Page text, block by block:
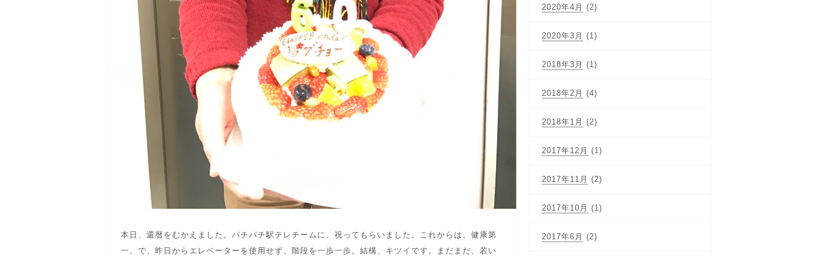
本日、還暦をむかえました。パチパチ駅テレチームに、祝ってもらいました。これからは、健康第
一。で、昨日からエレベーターを使用せず、階段を一歩一歩。結構、キツイです。まだまだ、若い
2020年4月 (2)
2020年3月 (1)
2018年3月 (1)
2018年2月 (4)
2018年1月 (2)
2017年12月 (1)
2017年11月 (2)
2017年10月 (1)
2017年6月 (2)